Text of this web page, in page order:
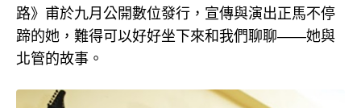
路》甫於九月公開數位發行，宣傳與演出正馬不停
蹄的她，難得可以好好坐下來和我們聊聊——她與
北管的故事。